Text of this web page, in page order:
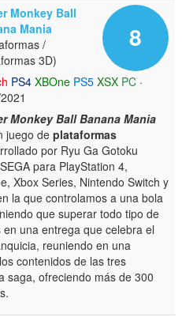
8
Monkey Ball
Mania
/
3D)
PS4 XBOne PS5 XSX PC ·
Monkey Ball Banana Mania
juego deplataformas
por Ryu Ga Gotoku
para PlayStation 4,
Xbox Series, Nintendo Switch y
la que controlamos a una bola
que superar todo tipo de
una entrega que celebra el
reuniendo en una
contenidos de las tres
saga, ofreciendo más de 300